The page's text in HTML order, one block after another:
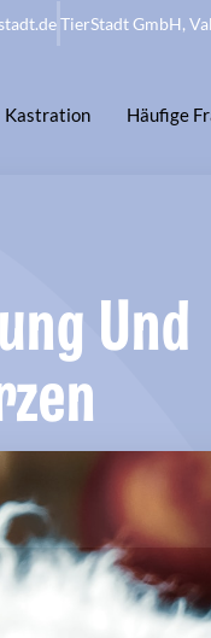
TierStadt GmbH,
Kastration Häufige
Und